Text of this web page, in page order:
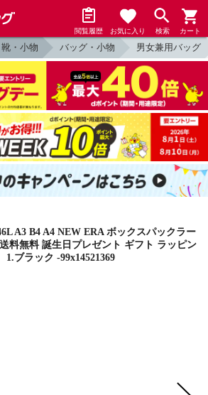
閲覧履歴 お気に入り 検索 カート
・小物 バッグ・小物 男女兼用バッグ
A3 B4 A4 NEW ERA ボックスパックラー
料無料 誕生日プレゼント ギフト ラッピン
ブラック -99x14521369